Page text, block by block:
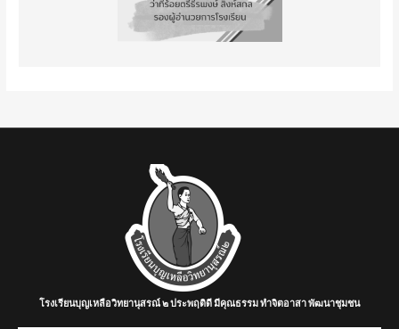
โรงเรียนบุญเหลือวิทยานุสรณ์ ๒ ประพฤติดี มีคุณธรรม ทำจิตอาสา พัฒนาชุมชน